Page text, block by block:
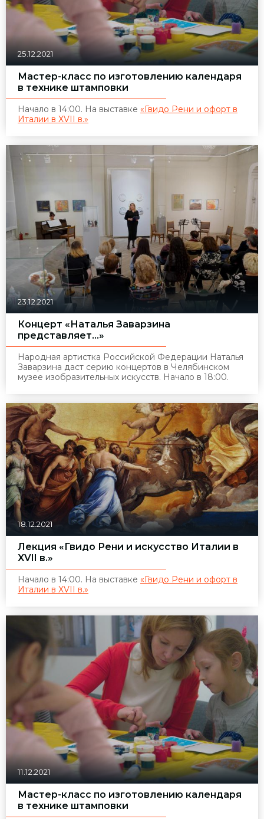
25.12.2021
Мастер-класс по изготовлению календаря
в технике штамповки
Начало в 14:00. На выставке «Гвидо Рени и офорт в
Италии в XVII в.»
23.12.2021
Концерт «Наталья Заварзина
представляет...»
Народная артистка Российской Федерации Наталья
Заварзина даст серию концертов в Челябинском
музее изобразительных искусств. Начало в 18:00.
18.12.2021
Лекция «Гвидо Рени и искусство Италии в
XVII в.»
Начало в 14:00. На выставке «Гвидо Рени и офорт в
Италии в XVII в.»
11.12.2021
Мастер-класс по изготовлению календаря
в технике штамповки